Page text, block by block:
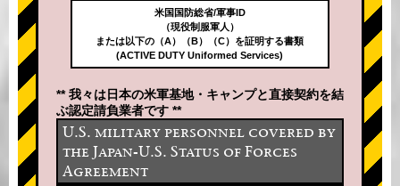
米国国防総省/軍事ID
（現役制服軍人）
または以下の（A）（B）（C）を証明する書類
(ACTIVE DUTY Uniformed Services)
** 我々は日本の米軍基地・キャンプと直接契約を結
ぶ認定請負業者です **
U.S. military personnel covered by
the Japan-U.S. Status of Forces
Agreement